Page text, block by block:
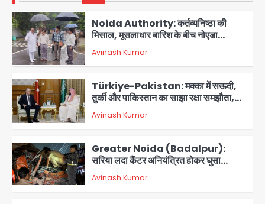
2
Noida Authority: कर्तव्यनिष्ठा की
मिसाल, मूसलाधार बारिश के बीच नोएडा
प्राधिकरण ने संभाला मोर्चा, सेक्टर 105
आरडब्ल्यूए ने जताया आभार
Avinash Kumar
3
Türkiye-Pakistan: मक्का में सऊदी,
तुर्की और पाकिस्तान का साझा रक्षा समझौता,
जानें इसके मायने
Avinash Kumar
4
Greater Noida (Badalpur):
सरिया लदा कैंटर अनियंत्रित होकर घुसा
किराना दुकान में , ड्राइवर की मौत
Avinash Kumar